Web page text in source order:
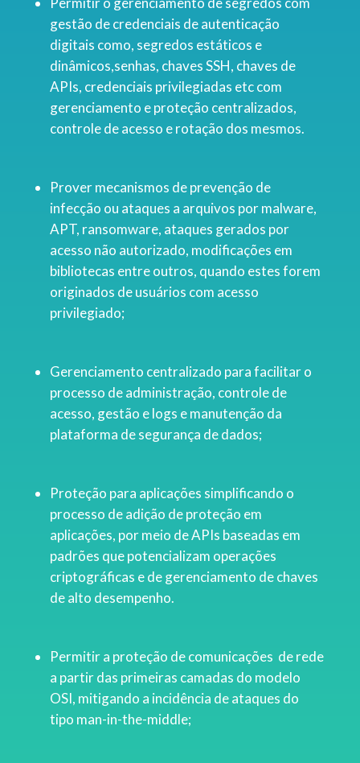
gestão de credenciais de autenticação
digitais como, segredos estáticos e
dinâmicos,senhas, chaves SSH, chaves de
APIs, credenciais privilegiadas etc com
gerenciamento e proteção centralizados,
controle de acesso e rotação dos mesmos.
Prover mecanismos de prevenção de
infecção ou ataques a arquivos por malware,
APT, ransomware, ataques gerados por
acesso não autorizado, modificações em
bibliotecas entre outros, quando estes forem
originados de usuários com acesso
privilegiado;
Gerenciamento centralizado para facilitar o
processo de administração, controle de
acesso, gestão e logs e manutenção da
plataforma de segurança de dados;
Proteção para aplicações simplificando o
processo de adição de proteção em
aplicações, por meio de APIs baseadas em
padrões que potencializam operações
criptográficas e de gerenciamento de chaves
de alto desempenho.
Permitir a proteção de comunicações de rede
a partir das primeiras camadas do modelo
OSI, mitigando a incidência de ataques do
tipo man-in-the-middle;